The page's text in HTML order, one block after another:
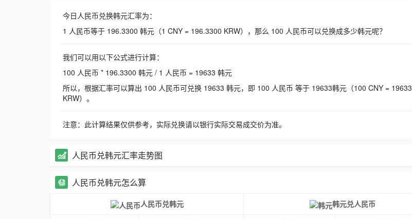
今日人民币兑换韩元汇率为：
1 人民币等于 196.3300 韩元（1 CNY = 196.3300 KRW），那么 100 人民币可以兑换成多少韩元呢？
我们可以用以下公式进行计算：
100 人民币 * 196.3300 韩元 / 1 人民币 = 19633 韩元
所以，根据汇率可以算出 100 人民币可兑换 19633 韩元，即 100 人民币 等于 19633韩元（100 CNY = 19633
KRW）。
注意：此计算结果仅供参考，实际兑换请以银行实际交易成交价为准。
人民币兑韩元汇率走势图
人民币兑韩元怎么算
人民币兑韩元 韩元兑人民币